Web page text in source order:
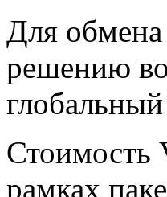
Для
решению
Стоимость
рамках